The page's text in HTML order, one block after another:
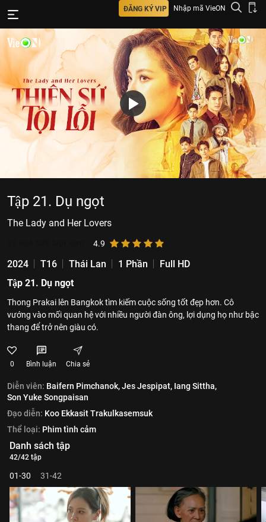
ĐĂNG KÝ VIP Nhập mã VieON
Tập 21. Dụ ngọt
The Lady and Her Lovers
4.9
2024 T16 Thái Lan 1 Phần
Full HD
Tập 21. Dụ ngọt
Thong Prakai lên Bangkok tìm kiếm cuộc sống tốt đẹp hơn. Cô
vướng vào mối quan hệ với nhiều người đàn ông, lợi dụng họ như bậc
thang để trở nên giàu có.
0 Bình luận Chia sẻ
Diễn viên: Baifern Pimchanok,Jes Jespipat, Iang Sittha,
Son Yuke Songpaisan
Đạo diễn: Koo Ekkasit Trakulkasemsuk
Thể loại: Phim tình cảm
Danh sách tập
42/42 tập
01-30 31-42